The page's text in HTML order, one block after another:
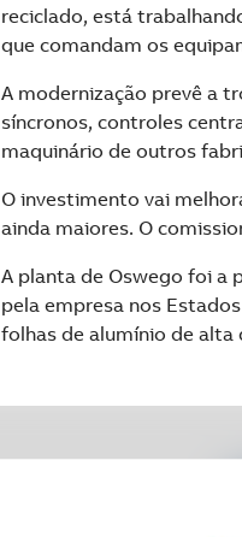
reciclado, está
que comandam os
A modernização prevê a
síncronos, controles
maquinário de outros
O investimento vai
ainda maiores. O
A planta de Oswego foi a
pela empresa nos
folhas de alumínio de